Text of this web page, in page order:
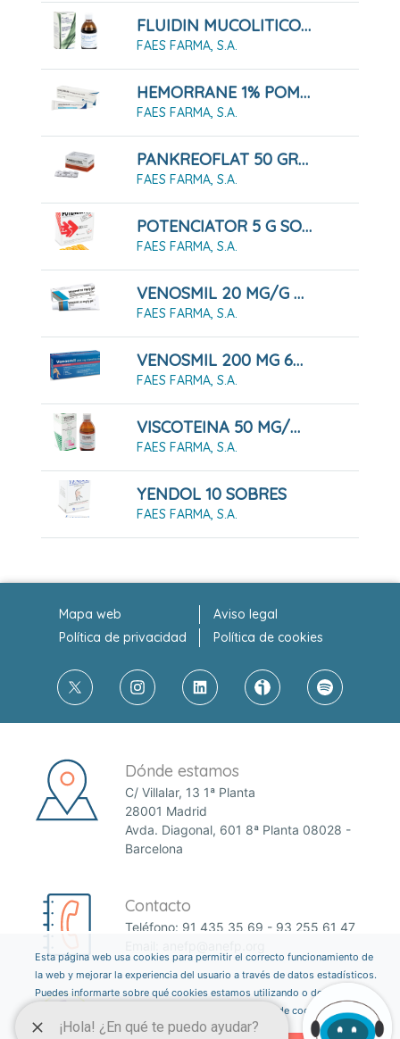
FLUIDIN MUCOLITICO, FRASCO DE 200 ML
FAES FARMA, S.A.
HEMORRANE 1% POMADA RECTAL 30 G
FAES FARMA, S.A.
PANKREOFLAT 50 GRAGEAS
FAES FARMA, S.A.
POTENCIATOR 5 G SOLUCIÓN ORAL , 20 AMPOLLAS DE 10 ML
FAES FARMA, S.A.
VENOSMIL 20 MG/G GEL 60 G
FAES FARMA, S.A.
VENOSMIL 200 MG 60 CAPSULAS DURAS
FAES FARMA, S.A.
VISCOTEINA 50 MG/ML SOLUCION ORAL 200 ML
FAES FARMA, S.A.
YENDOL 10 SOBRES
FAES FARMA, S.A.
Mapa web
Aviso legal
Política de privacidad
Política de cookies
Dónde estamos
C/ Villalar, 13 1ª Planta
28001 Madrid
Avda. Diagonal, 601 8ª Planta 08028 -
Barcelona
Contacto
Teléfono: 91 435 35 69 - 93 255 61 47
Esta página web usa cookies para permitir el correcto funcionamiento de
la web y mejorar la experiencia del usuario a través de datos estadísticos.
Puedes informarte sobre qué cookies estamos utilizando o desactivarlas
a través del botón ajustes. Consulta nuestra política de cookies
aquí.